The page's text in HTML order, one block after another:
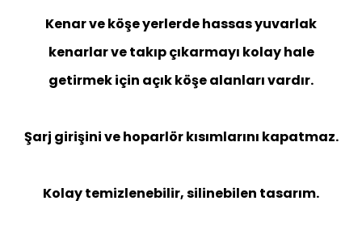
Kenar ve köşe yerlerde hassas yuvarlak
kenarlar ve takıp çıkarmayı kolay hale
getirmek için açık köşe alanları vardır.
Şarj girişini ve hoparlör kısımlarını kapatmaz.
Kolay temizlenebilir, silinebilen tasarım.